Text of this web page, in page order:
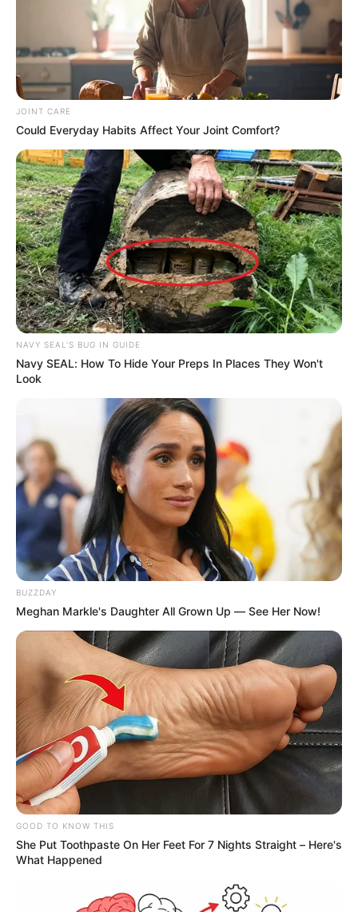
funcionamiento durante los cortes".
Pero "no todo son penas" para los deportistas. El cierre
delParque Central Simón Bolívar
, así como de los otros
escenarios, dura solo 24 horas, es decir, volverá a abrir el
domingo 27 de octubre a las 8:00 a.m.
Zonas de Bogotá con racionamiento
de agua el 26 de octubre de 2024
Entre calle 116 y calle 85, entre carrera 2 y carrera
45.
Entre calle 85 y calle 53, entre carrera 7 y carrera 45.
Entre calle 85 y calle 26, entre avenida Caracas
(carrera 14) y carrera 68.
Entre calle 26 y calle 44 sur, entre carrera 6 y carrera
68.
COMPARTIR
ALERTA BOGOTÁ EN GOOGLE NEWS
TEMAS RELACIONADOS
CORTES DE AGUA
CORTES DE AGUA EN BOGOTÁ
RACIONAMIENTO DE AGUA EN BOGOTÁ
PARQUE SIMÓN BOLÍVAR
PARQUE SIMÓN BOLÍVAR
MANTÉNGASE EN ALERTA
Tenemos todas las noticias que le
interesan. Para estar bien informado, por
favor, active las notificaciones de Alerta.
ACTIVAR AHORA
TEMAS DESTACADOS
RECIBO DEL AGUA
LOCALIDAD DE USAQUÉN
CUNDINAMARCA
DESAPARECIDOS
CORTES DE LUZ
LOCALIDAD DE SUBA
JOINT CARE
Could Everyday Habits Affect Your Joint Comfort?
NAVY SEAL'S BUG IN GUIDE
Navy SEAL: How To Hide Your Preps In Places They Won't
Look
BUZZDAY
Meghan Markle's Daughter All Grown Up — See Her Now!
GOOD TO KNOW THIS
She Put Toothpaste On Her Feet For 7 Nights Straight – Here's
What Happened